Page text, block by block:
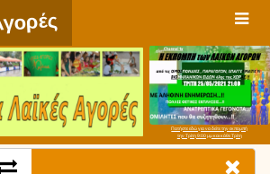
Πατήστε εδώ για να δείτε την εκπομπή
την Τρίτη 9:00 μμ και κάθε Τρίτη